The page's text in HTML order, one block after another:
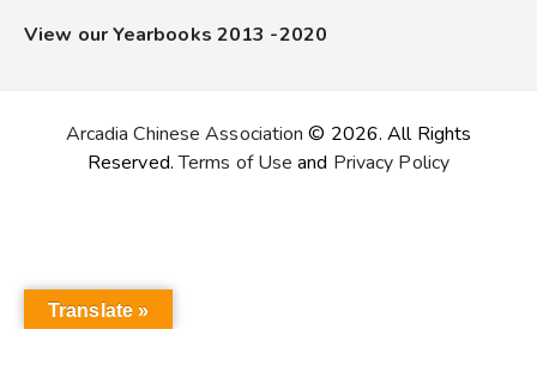
View our Yearbooks 2013 -2020
Arcadia Chinese Association © 2026. All Rights
Reserved.Terms of Use and Privacy Policy
Translate »